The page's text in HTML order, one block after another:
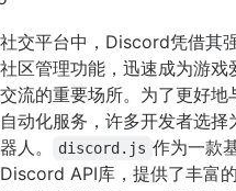
交平台中，Discord凭借其
区管理功能，迅速成为游戏
流的重要场所。为了更好地
动化服务，许多开发者选
人。
discord.js 作为一款
API库，提供了丰富